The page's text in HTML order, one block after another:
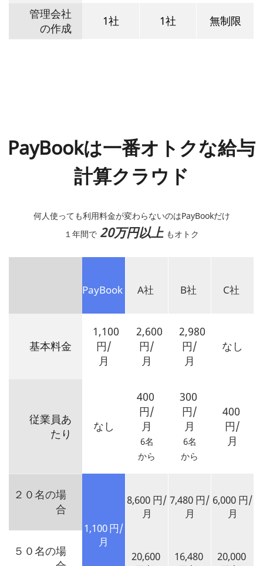
管理会社
の作成
1社 1社 無制限
PayBookは一番オトクな給与
計算クラウド
何人使っても利用料金が変わらないのはPayBookだけ
１年間で 20万円以上 もオトク
PayBook A社 B社 C社
基本料金
1,100
円/
月
2,600
円/
月
2,980
円/
月
なし
従業員あ
たり
なし
400
円/
月
6名
から
300
円/
月
6名
から
400
円/
月
２０名の場
合
1,100円/
月
8,600 円/
月
7,480 円/
月
6,000 円/
月
５０名の場
20,600
16,480
20,000